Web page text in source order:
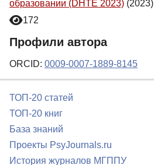
образовании (DHTE 2023) (2023)
172
Профили автора
ORCID: 0009-0007-1889-8145
ТОП-20 статей
ТОП-20 книг
База знаний
Проекты PsyJournals.ru
История журналов МГППУ